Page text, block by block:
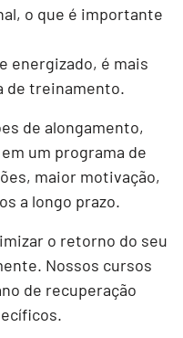
o que é importante
energizado, é mais
de treinamento.
de alongamento,
um programa de
maior motivação,
a longo prazo.
o retorno do seu
Nossos cursos
de recuperação